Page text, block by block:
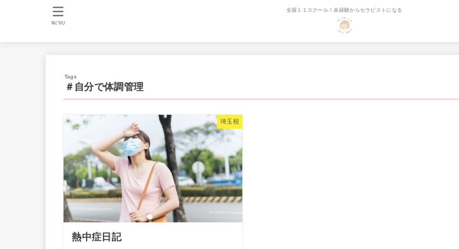
全国１１スクール！未経験からセラピストになる
MENU
＃自分で体調管理
埼玉校
熱中症日記